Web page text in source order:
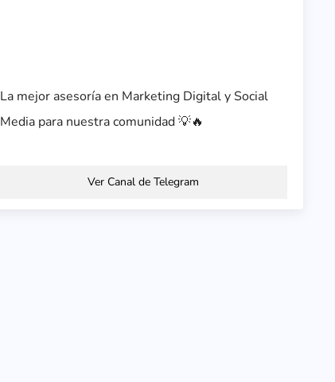
La mejor asesoría en Marketing Digital y Social
Media para nuestra comunidad 💡🔥
Ver Canal de Telegram